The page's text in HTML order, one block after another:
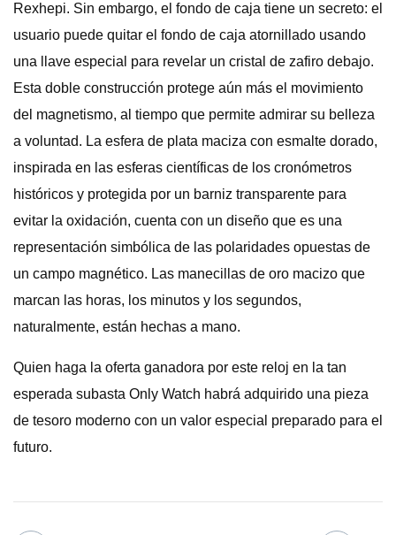
Rexhepi. Sin embargo, el fondo de caja tiene un secreto: el
usuario puede quitar el fondo de caja atornillado usando
una llave especial para revelar un cristal de zafiro debajo.
Esta doble construcción protege aún más el movimiento
del magnetismo, al tiempo que permite admirar su belleza
a voluntad. La esfera de plata maciza con esmalte dorado,
inspirada en las esferas científicas de los cronómetros
históricos y protegida por un barniz transparente para
evitar la oxidación, cuenta con un diseño que es una
representación simbólica de las polaridades opuestas de
un campo magnético. Las manecillas de oro macizo que
marcan las horas, los minutos y los segundos,
naturalmente, están hechas a mano.
Quien haga la oferta ganadora por este reloj en la tan
esperada subasta Only Watch habrá adquirido una pieza
de tesoro moderno con un valor especial preparado para el
futuro.